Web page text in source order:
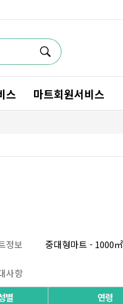
스 마트회원서비스
정보
중대형마트 - 1000
사항
별 연령